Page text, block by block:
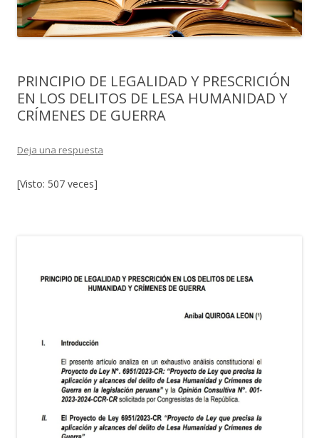
PRINCIPIO DE LEGALIDAD Y PRESCRICIÓN
EN LOS DELITOS DE LESA HUMANIDAD Y
CRÍMENES DE GUERRA
Deja una respuesta
[Visto: 507 veces]